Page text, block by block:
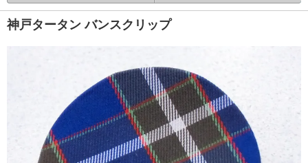
神戸タータン バンスクリップ